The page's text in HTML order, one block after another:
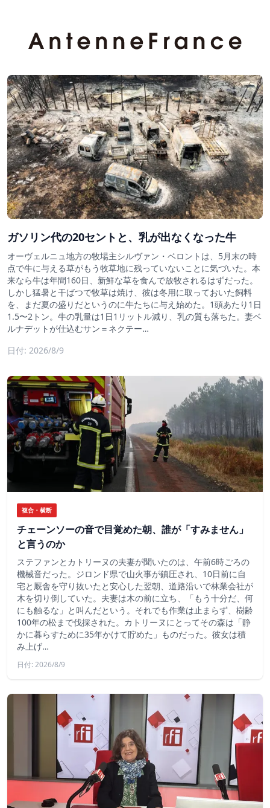
ガソリン代の20セントと、乳が出なくなった牛
オーヴェルニュ地方の牧場主シルヴァン・ベロントは、5月末の時
点で牛に与える草がもう牧草地に残っていないことに気づいた。本
来なら牛は年間160日、新鮮な草を食んで放牧されるはずだった。
しかし猛暑と干ばつで牧草は焼け、彼は冬用に取っておいた飼料
を、まだ夏の盛りだというのに牛たちに与え始めた。1頭あたり1日
1.5〜2トン。牛の乳量は1日1リットル減り、乳の質も落ちた。妻ベ
ルナデットが仕込むサン＝ネクテー…
日付: 2026/8/9
複合・横断
チェーンソーの音で目覚めた朝、誰が「すみません」
と言うのか
ステファンとカトリーヌの夫妻が聞いたのは、午前6時ごろの
機械音だった。ジロンド県で山火事が鎮圧され、10日前に自
宅と厩舎を守り抜いたと安心した翌朝、道路沿いで林業会社が
木を切り倒していた。夫妻は木の前に立ち、「もう十分だ、何
にも触るな」と叫んだという。それでも作業は止まらず、樹齢
100年の松まで伐採された。カトリーヌにとってその森は「静
かに暮らすために35年かけて貯めた」ものだった。彼女は積
み上げ…
日付: 2026/8/9